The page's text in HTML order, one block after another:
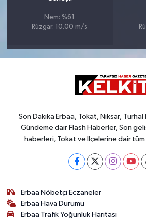
Nem: %61
Rüzgar: 10.00 m/s
Son Dakika Erbaa, Tokat, Niksar,
Gündeme dair Flash Haberler, Son
haberleri, Tokat ve İlçelerine dair
Erbaa Nöbetçi Eczaneler
Erbaa Hava Durumu
Erbaa Trafik Yoğunluk Haritası